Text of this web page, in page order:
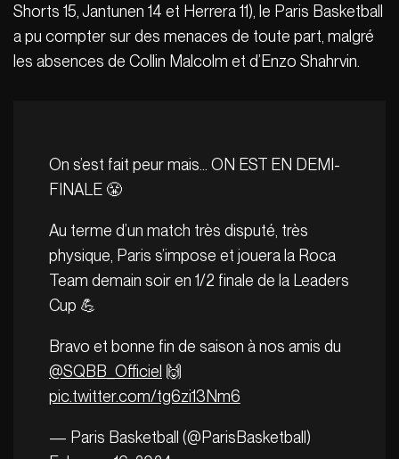
Shorts 15, Jantunen 14 et Herrera 11), le Paris Basketball
a pu compter sur des menaces de toute part, malgré
les absences de Collin Malcolm et d’Enzo Shahrvin.
On s’est fait peur mais… ON EST EN DEMI-
FINALE 😤
Au terme d’un match très disputé, très
physique, Paris s’impose et jouera la Roca
Team demain soir en 1/2 finale de la Leaders
Cup 💪
Bravo et bonne fin de saison à nos amis du
@SQBB_Officiel 🙌
pic.twitter.com/tg6zi13Nm6
— Paris Basketball (@ParisBasketball)